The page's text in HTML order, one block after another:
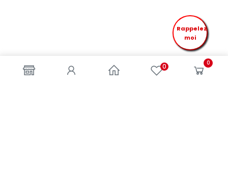
0 0
Rappelez
moi